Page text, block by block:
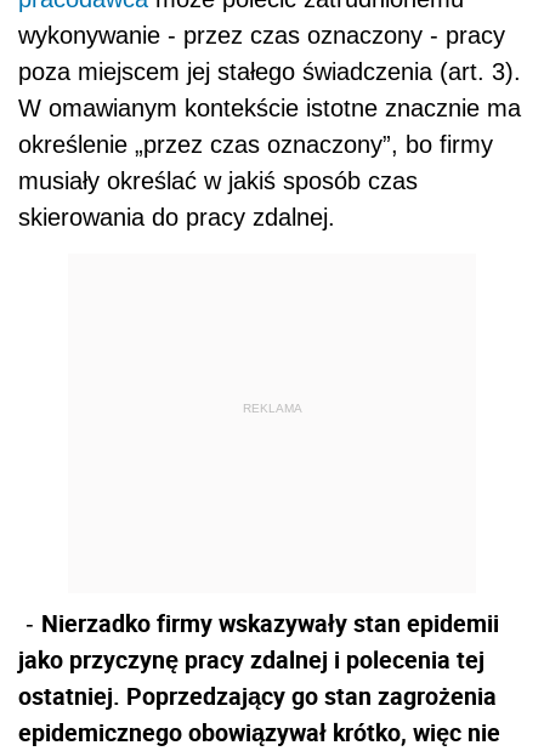
wykonywanie - przez czas oznaczony - pracy
poza miejscem jej stałego świadczenia (art. 3).
W omawianym kontekście istotne znacznie ma
określenie „przez czas oznaczony”, bo firmy
musiały określać w jakiś sposób czas
skierowania do pracy zdalnej.
REKLAMA
- Nierzadko firmy wskazywały stan epidemii
jako przyczynę pracy zdalnej i polecenia tej
ostatniej. Poprzedzający go stan zagrożenia
epidemicznego obowiązywał krótko, więc nie